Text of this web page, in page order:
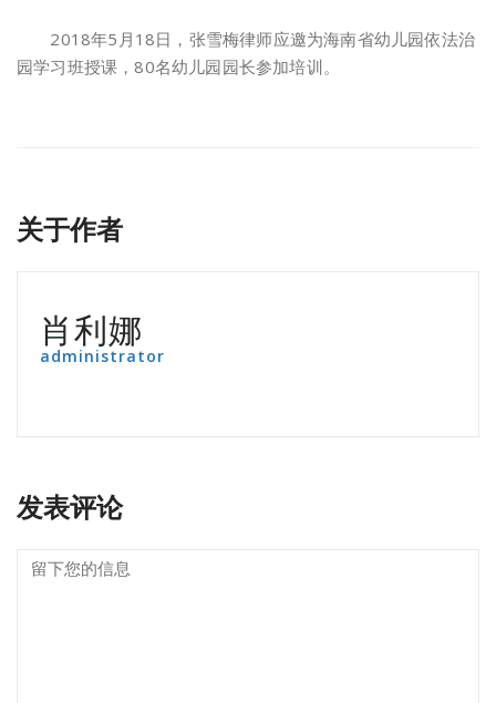
2018年5月18日，张雪梅律师应邀为海南省幼儿园依法治
园学习班授课，80名幼儿园园长参加培训。
关于作者
肖利娜
administrator
发表评论